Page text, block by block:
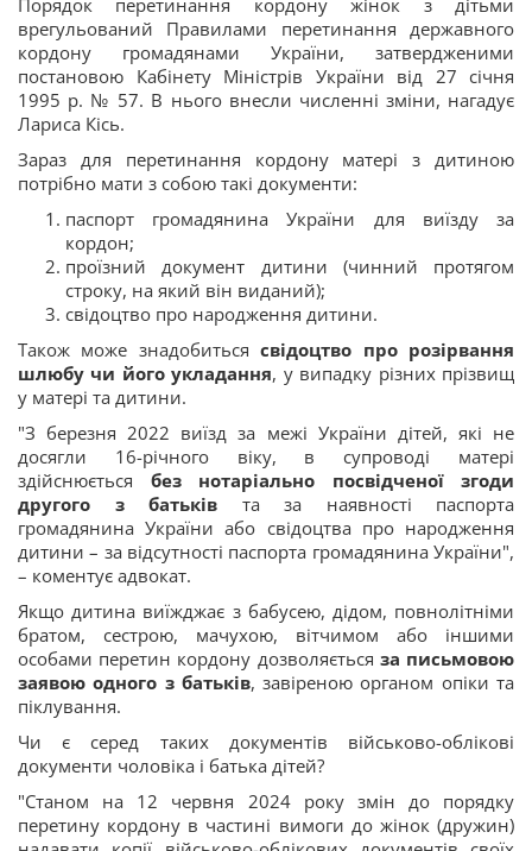
врегульований Правилами перетинання державного
кордону громадянами України, затвердженими
постановою Кабінету Міністрів України від 27 січня
1995 р. № 57. В нього внесли численні зміни, нагадує
Лариса Кісь.
Зараз для перетинання кордону матері з дитиною
потрібно мати з собою такі документи:
паспорт громадянина України для виїзду за
кордон;
проїзний документ дитини (чинний протягом
строку, на який він виданий);
свідоцтво про народження дитини.
Також може знадобитьсясвідоцтво про розірвання
шлюбу чи його укладання, у випадку різних прізвищ
у матері та дитини.
"З березня 2022 виїзд за межі України дітей, які не
досягли 16-річного віку, в супроводі матері
здійснюється без нотаріально посвідченої згоди
другого з батьків та за наявності паспорта
громадянина України або свідоцтва про народження
дитини – за відсутності паспорта громадянина України",
– коментує адвокат.
Якщо дитина виїжджає з бабусею, дідом, повнолітніми
братом, сестрою, мачухою, вітчимом або іншими
особами перетин кордону дозволяється за письмовою
заявою одного з батьків, завіреною органом опіки та
піклування.
Чи є серед таких документів військово-облікові
документи чоловіка і батька дітей?
"Станом на 12 червня 2024 року змін до порядку
перетину кордону в частині вимоги до жінок (дружин)